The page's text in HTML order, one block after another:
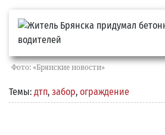
Фото: «Брянские новости»
Темы: дтп, забор, ограждение